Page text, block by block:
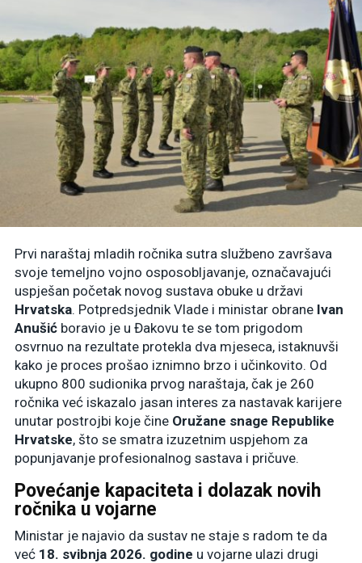
Prvi naraštaj mladih ročnika sutra službeno završava
svoje temeljno vojno osposobljavanje, označavajući
uspješan početak novog sustava obuke u državi
Hrvatska. Potpredsjednik Vlade i ministar obrane Ivan
Anušić boravio je u Đakovu te se tom prigodom
osvrnuo na rezultate protekla dva mjeseca, istaknuvši
kako je proces prošao iznimno brzo i učinkovito. Od
ukupno 800 sudionika prvog naraštaja, čak je 260
ročnika već iskazalo jasan interes za nastavak karijere
unutar postrojbi koje čine Oružane snage Republike
Hrvatske, što se smatra izuzetnim uspjehom za
popunjavanje profesionalnog sastava i pričuve.
Povećanje kapaciteta i dolazak novih
ročnika u vojarne
Ministar je najavio da sustav ne staje s radom te da
već 18. svibnja 2026. godine u vojarne ulazi drugi